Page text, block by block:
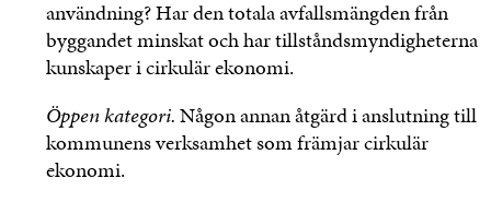
användning? Har den totala avfallsmängden från
byggandet minskat och har tillståndsmyndigheterna
kunskaper i cirkulär ekonomi.
Öppen kategori.Någon annan åtgärd i anslutning till
kommunens verksamhet som främjar cirkulär
ekonomi.